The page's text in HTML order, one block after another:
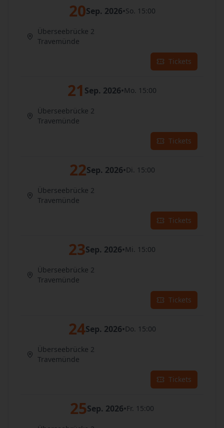
20Sep. 2026•So. 15:00
Überseebrücke 2
Travemünde
Tickets
21 Sep. 2026•Mo. 15:00
Überseebrücke 2
Travemünde
Tickets
22Sep. 2026•Di. 15:00
Überseebrücke 2
Travemünde
Tickets
23Sep. 2026•Mi. 15:00
Überseebrücke 2
Travemünde
Tickets
24Sep. 2026•Do. 15:00
Überseebrücke 2
Travemünde
Tickets
25Sep. 2026•Fr. 15:00